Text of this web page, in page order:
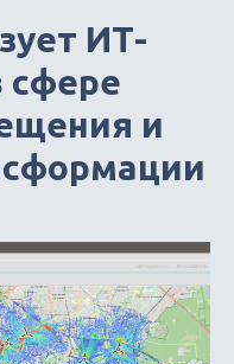
ИТ-
сфере
и